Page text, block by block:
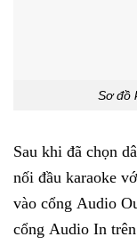
Sơ đồ
Sau khi đã chọn
nối đầu karaoke
vào cổng Audio
cổng Audio In